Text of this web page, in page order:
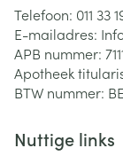
Telefoon: 011 33
E-mailadres:
APB nummer:
Apotheek
BTW nummer:
Nuttige links